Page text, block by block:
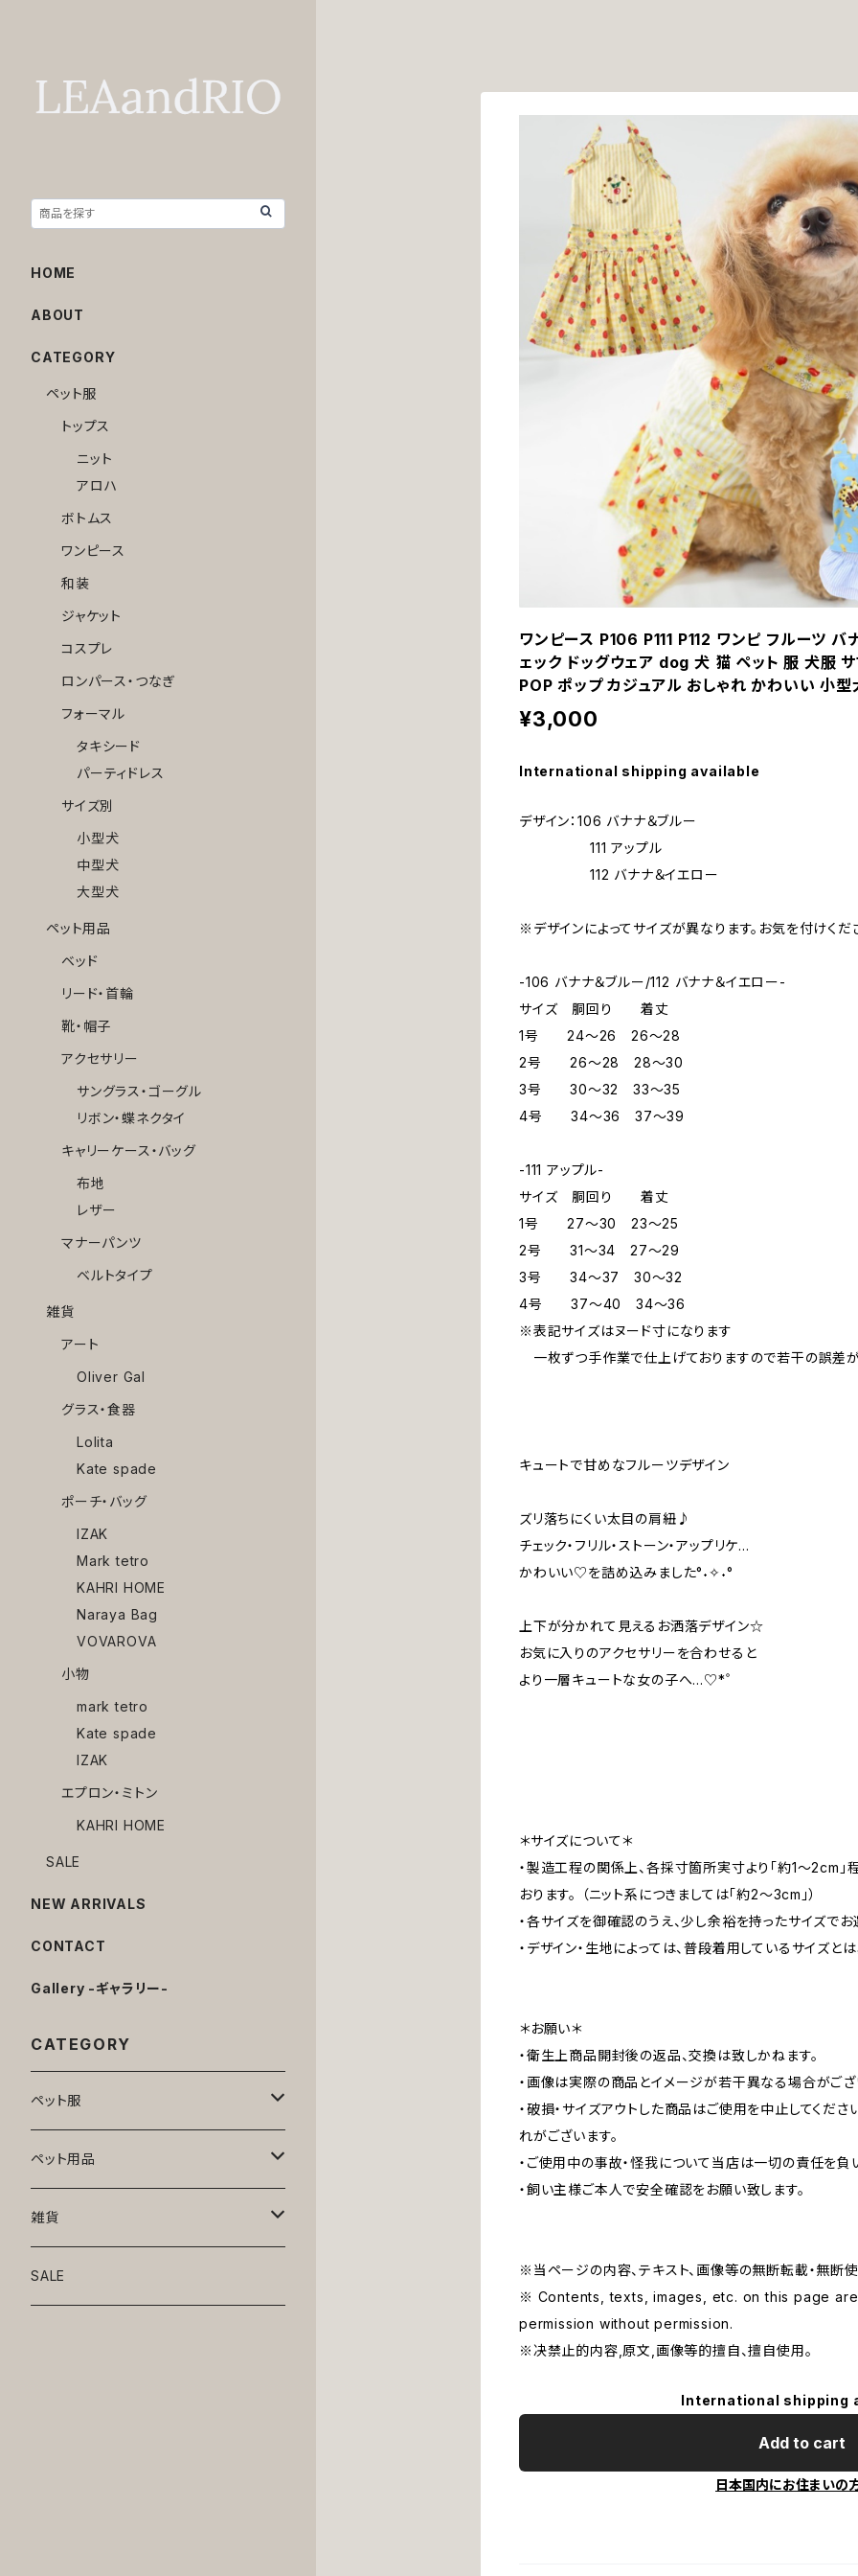
ワンピース P106 P111 P112 ワンピ フルーツ バ
ェック ドッグウェア dog 犬 猫 ペット 服 犬服
POP ポップ カジュアル おしゃれ かわいい 小
¥3,000
International shipping available
デザイン：106 バナナ＆ブルー
111 アップル
112 バナナ＆イエロー
※デザインによってサイズが異なります。お気を付けく
-106 バナナ＆ブルー/112 バナナ＆イエロー-
サイズ 胴回り 着丈
1号 24～26 26～28
2号 26～28 28～30
3号 30～32 33～35
4号 34～36 37～39
-111 アップル-
サイズ 胴回り 着丈
1号 27～30 23～25
2号 31～34 27～29
3号 34～37 30～32
4号 37～40 34～36
※表記サイズはヌード寸になります
一枚ずつ手作業で仕上げておりますので若干の誤差
キュートで甘めなフルーツデザイン
ズリ落ちにくい太目の肩紐♪
チェック・フリル・ストーン・アップリケ…
かわいい♡を詰め込みました°˖✧˖°
上下が分かれて見えるお洒落デザイン☆
お気に入りのアクセサリーを合わせると
より一層キュートな女の子へ…♡*゜
＊サイズについて＊
・製造工程の関係上、各採寸箇所実寸より「約1～2cm
おります。 （ニット系につきましては「約2～3cm」）
・各サイズを御確認のうえ、少し余裕を持ったサイズで
・デザイン・生地によっては、普段着用しているサイズと
＊お願い＊
・衛生上商品開封後の返品、交換は致しかねます。
・画像は実際の商品とイメージが若干異なる場合がござ
・破損・サイズアウトした商品はご使用を中止してくだ
れがございます。
・ご使用中の事故・怪我について当店は一切の責任を負
・飼い主様ご本人で安全確認をお願い致します。
※当ページの内容、テキスト、画像等の無断転載・無断使
※ Contents, texts, images, etc. on this page
permission without permission.
※决禁止的内容,原文,画像等的擅自、擅自使用。
International shipping
Add to cart
日本国内にお住まいの
HOME
ABOUT
CATEGORY
ペット服
トップス
ニット
アロハ
ボトムス
ワンピース
和装
ジャケット
コスプレ
ロンパース・つなぎ
フォーマル
タキシード
パーティドレス
サイズ別
小型犬
中型犬
大型犬
ペット用品
ベッド
リード・首輪
靴・帽子
アクセサリー
サングラス・ゴーグル
リボン・蝶ネクタイ
キャリーケース・バッグ
布地
レザー
マナーパンツ
ベルトタイプ
雑貨
アート
Oliver Gal
グラス・食器
Lolita
Kate spade
ポーチ・バッグ
IZAK
Mark tetro
KAHRI HOME
Naraya Bag
VOVAROVA
小物
mark tetro
Kate spade
IZAK
エプロン・ミトン
KAHRI HOME
SALE
NEW ARRIVALS
CONTACT
Gallery -ギャラリー-
CATEGORY
ペット服
トップス
ニット
アロハ
ボトムス
ワンピース
ペット用品
ベッド
リード・首輪
雑貨
アート
SALE